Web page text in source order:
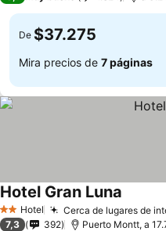
De $37.275
Mira precios de 7 páginas
2 Estrellas
Hotel Cerca de lugares de
Hotel Gran Luna
7,3 392 Puerto Montt, a